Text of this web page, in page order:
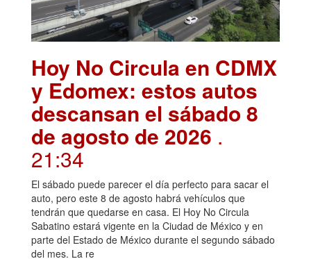
Hoy No Circula en CDMX
y Edomex: estos autos
descansan el sábado 8
de agosto de 2026 .
21:34
El sábado puede parecer el día perfecto para sacar el
auto, pero este 8 de agosto habrá vehículos que
tendrán que quedarse en casa. El Hoy No Circula
Sabatino estará vigente en la Ciudad de México y en
parte del Estado de México durante el segundo sábado
del mes. La re